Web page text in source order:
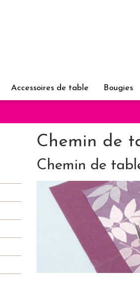
Accessoires de table Bougies
Chemin de
Chemin de